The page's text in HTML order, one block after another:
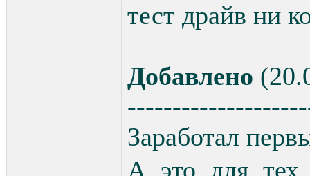
тест драйв ни
Добавлено
Заработал
А это для тех